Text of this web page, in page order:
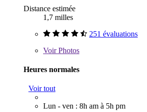
Distance estimée
1,7 milles
251 évaluations
VoirPhotos
Heures normales
Voir tout
Lun - ven : 8h am à 5h pm